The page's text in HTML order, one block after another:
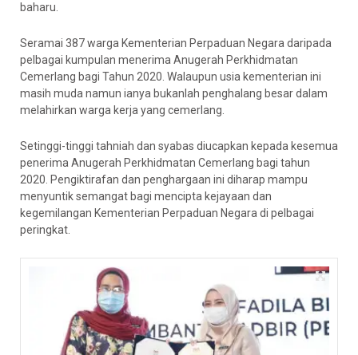
baharu.
Seramai 387 warga Kementerian Perpaduan Negara daripada
pelbagai kumpulan menerima Anugerah Perkhidmatan
Cemerlang bagi Tahun 2020. Walaupun usia kementerian ini
masih muda namun ianya bukanlah penghalang besar dalam
melahirkan warga kerja yang cemerlang.
Setinggi-tinggi tahniah dan syabas diucapkan kepada kesemua
penerima Anugerah Perkhidmatan Cemerlang bagi tahun
2020. Pengiktirafan dan penghargaan ini diharap mampu
menyuntik semangat bagi mencipta kejayaan dan
kegemilangan Kementerian Perpaduan Negara di pelbagai
peringkat.